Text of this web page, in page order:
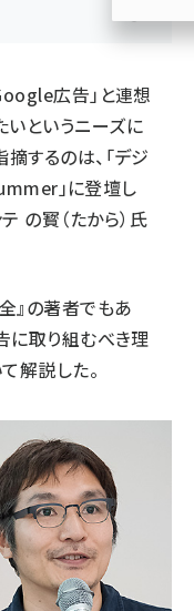
広告」と連想
いというニーズに
するのは、「デジ
」に登壇し
の寳（たから）氏
』の著者でもあ
に取り組むべき理
解説した。